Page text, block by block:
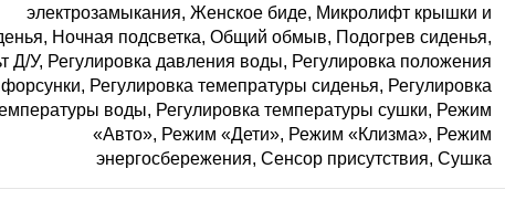
электрозамыкания, Женское биде, Микролифт крышки и
, Ночная подсветка, Общий обмыв, Подогрев сиденья,
Д/У, Регулировка давления воды, Регулировка положения
форсунки, Регулировка темепратуры сиденья, Регулировка
воды, Регулировка температуры сушки, Режим
«Авто», Режим «Дети», Режим «Клизма», Режим
энергосбережения, Сенсор присутствия, Сушка